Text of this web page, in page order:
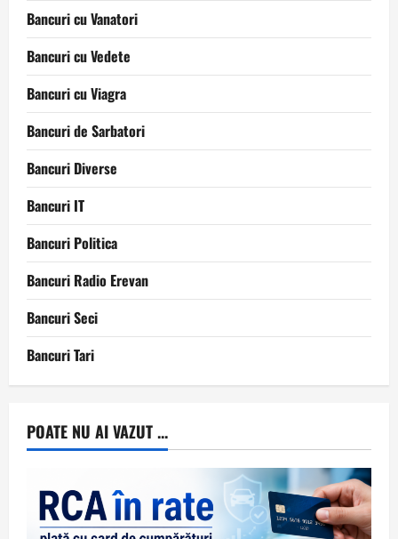
Bancuri cu Vanatori
Bancuri cu Vedete
Bancuri cu Viagra
Bancuri de Sarbatori
Bancuri Diverse
Bancuri IT
Bancuri Politica
Bancuri Radio Erevan
Bancuri Seci
Bancuri Tari
POATE NU AI VAZUT ...